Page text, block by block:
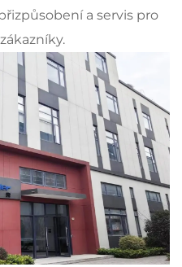
a servis pro